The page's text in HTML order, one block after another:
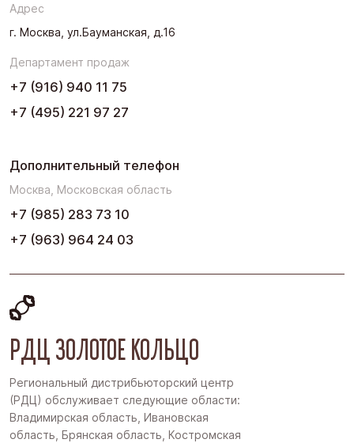
Урал
Адрес
г. Москва, ул.Бауманская, д.16
Департамент продаж
+7 (916) 940 11 75
+7 (495) 221 97 27
Дополнительный телефон
Москва, Московская область
+7 (985) 283 73 10
+7 (963) 964 24 03
РДЦ ЗОЛОТОЕ КОЛЬЦО
Региональный дистрибьюторский центр
(РДЦ) обслуживает следующие области:
Владимирская область, Ивановская
область, Брянская область, Костромская